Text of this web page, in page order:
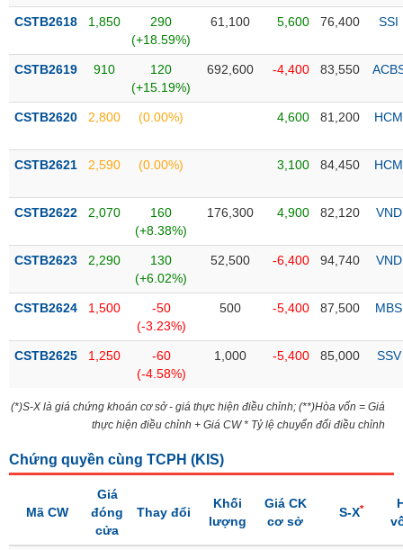
doanh
nghiệp
Tin
tức
kiện
liệu
Tâm
lý
trường
CSTB2618 1,850
290
(+18.59%)
61,100 5,600 76,400 SSI
CSTB2619 910
120
(+15.19%)
692,600 -4,400 83,550
CSTB2620 2,800 (0.00%) 4,600 81,200 HCM
CSTB2621 2,590 (0.00%) 3,100 84,450 HCM
CSTB2622 2,070
160
(+8.38%)
176,300 4,900 82,120 VND
CSTB2623 2,290
130
(+6.02%)
52,500 -6,400 94,740 VND
CSTB2624 1,500
-50
(-3.23%)
500 -5,400 87,500 MBS
CSTB2625 1,250
-60
(-4.58%)
1,000 -5,400 85,000 SSV
(*)S-X là giá chứng khoán cơ sở - giá thực hiện điều chỉnh; (**)Hòa vốn = Giá
thực hiện điều chỉnh + Giá CW * Tỷ lệ chuyển đổi điều chỉnh
Chứng quyền cùng TCPH (KIS)
Mã CW
Giá
đóng
cửa
Thay đổi
Khối
lượng
Giá CK
cơ sở
S-X*
LIỆU
CÔNG
TIÊU
KHÔNG
YẾU
DÙNG